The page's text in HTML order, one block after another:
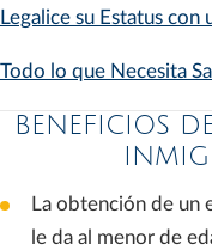
Legalice su Estatus con
Todo lo que Necesita
BENEFICIOS
La obtención de un
le da al menor de